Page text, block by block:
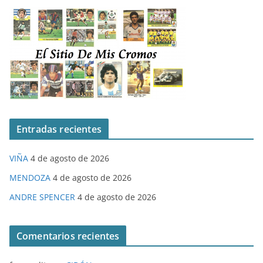
Entradas recientes
VIÑA 4 de agosto de 2026
MENDOZA 4 de agosto de 2026
ANDRE SPENCER 4 de agosto de 2026
Comentarios recientes